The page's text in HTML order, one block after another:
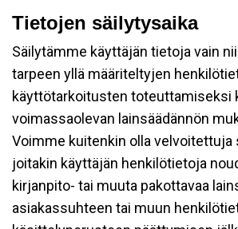
Tietojen säilytysaika
Säilytämme käyttäjän tietoja vain
tarpeen yllä määriteltyjen
käyttötarkoitusten toteuttamiseksi
voimassaolevan lainsäädännön
Voimme kuitenkin olla velvoitettuja
joitakin käyttäjän henkilötietoja
kirjanpito- tai muuta pakottavaa
asiakassuhteen tai muun